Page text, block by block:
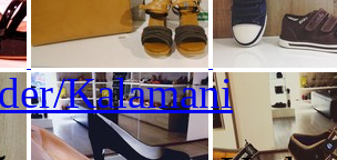
Kalamani